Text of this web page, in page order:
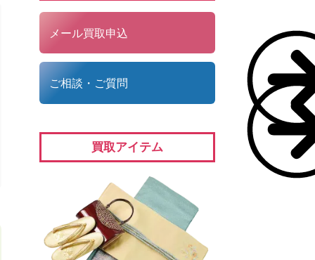
メール買取申込
ご相談・ご質問
買取アイテム